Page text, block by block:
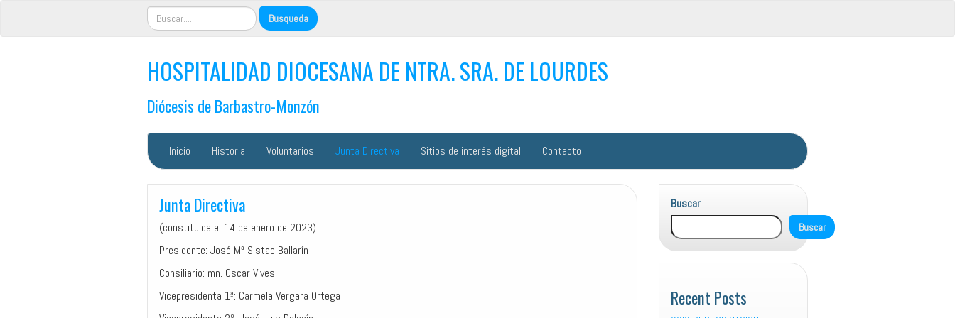
HOSPITALIDAD DIOCESANA DE NTRA. SRA. DE LOURDES
Diócesis de Barbastro-Monzón
Inicio Historia Voluntarios Junta Directiva Sitios de interés digital Contacto
Junta Directiva
(constituida el 14 de enero de 2023)
Presidente: José Mª Sistac Ballarín
Consiliario: mn. Oscar Vives
Vicepresidenta 1ª: Carmela Vergara Ortega
Buscar
Buscar
Recent Posts